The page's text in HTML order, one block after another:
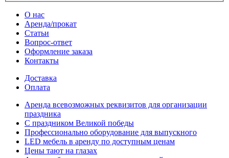
О нас
Аренда/прокат
Статьи
Вопрос-ответ
Оформление заказа
Контакты
Доставка
Оплата
Аренда всевозможных реквизитов для организации
праздника
С праздником Великой победы
Профессионально оборудование для выпускного
LED мебель в аренду по доступным ценам
Цены тают на глазах